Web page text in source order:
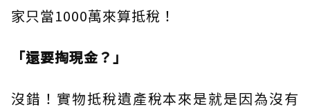
家只當1000萬來算抵稅！
「還要掏現金？」
沒錯！實物抵稅遺產稅本來是就是因為沒有